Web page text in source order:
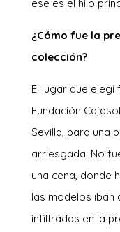
ese es el hilo
¿Cómo fue la
colección?
El lugar que
Fundación
Sevilla, para una
arriesgada. No
una cena, donde
las modelos iban
infiltradas en la